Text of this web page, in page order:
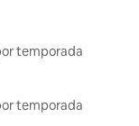
temporada
temporada